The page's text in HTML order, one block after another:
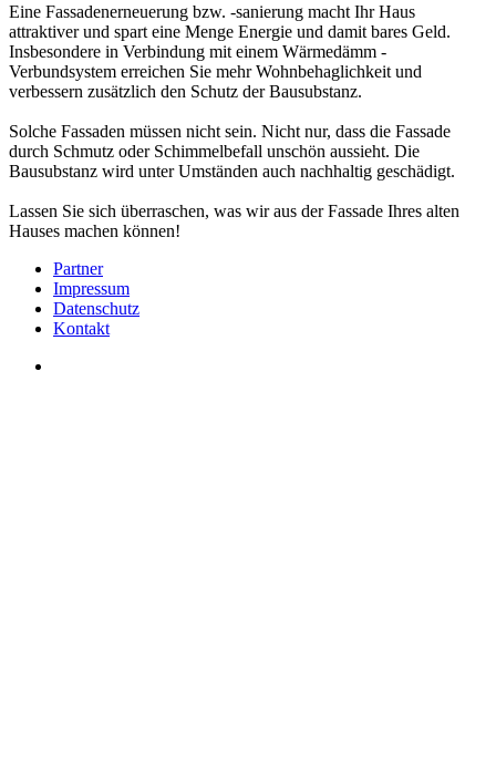
Eine Fassadenerneuerung bzw. -sanierung macht Ihr Haus
attraktiver und spart eine Menge Energie und damit bares Geld.
Insbesondere in Verbindung mit einem Wärmedämm -
Verbundsystem erreichen Sie mehr Wohnbehaglichkeit und
verbessern zusätzlich den Schutz der Bausubstanz.
Solche Fassaden müssen nicht sein. Nicht nur, dass die Fassade
durch Schmutz oder Schimmelbefall unschön aussieht. Die
Bausubstanz wird unter Umständen auch nachhaltig geschädigt.
Lassen Sie sich überraschen, was wir aus der Fassade Ihres alten
Hauses machen können!
Partner
Impressum
Datenschutz
Kontakt